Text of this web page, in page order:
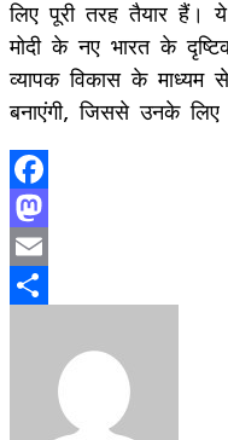
लिए पूरी तरह तैयार हैं। ये
मोदी के नए भारत के
व्यापक विकास के माध्यम
बनाएंगी, जिससे उनके
Facebook
Mastodon
Email